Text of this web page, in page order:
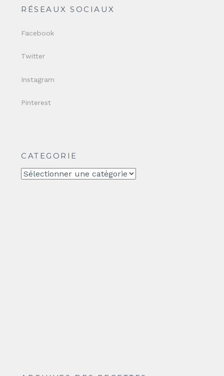
RÉSEAUX SOCIAUX
Facebook
Twitter
Instagram
Pinterest
CATEGORIE
CATEGORIE